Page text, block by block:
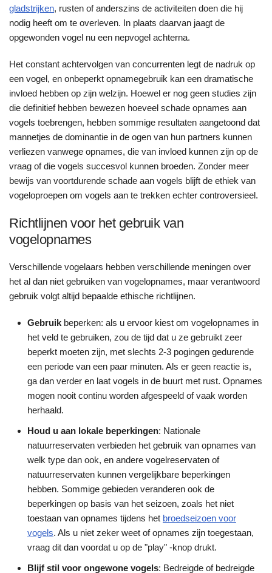
gladstrijken, rusten of anderszins de activiteiten doen die hij
nodig heeft om te overleven. In plaats daarvan jaagt de
opgewonden vogel nu een nepvogel achterna.
Het constant achtervolgen van concurrenten legt de nadruk op
een vogel, en onbeperkt opnamegebruik kan een dramatische
invloed hebben op zijn welzijn. Hoewel er nog geen studies zijn
die definitief hebben bewezen hoeveel schade opnames aan
vogels toebrengen, hebben sommige resultaten aangetoond dat
mannetjes de dominantie in de ogen van hun partners kunnen
verliezen vanwege opnames, die van invloed kunnen zijn op de
vraag of die vogels succesvol kunnen broeden. Zonder meer
bewijs van voortdurende schade aan vogels blijft de ethiek van
vogeloproepen om vogels aan te trekken echter controversieel.
Richtlijnen voor het gebruik van
vogelopnames
Verschillende vogelaars hebben verschillende meningen over
het al dan niet gebruiken van vogelopnames, maar verantwoord
gebruik volgt altijd bepaalde ethische richtlijnen.
Gebruik beperken: als u ervoor kiest om vogelopnames in
het veld te gebruiken, zou de tijd dat u ze gebruikt zeer
beperkt moeten zijn, met slechts 2-3 pogingen gedurende
een periode van een paar minuten. Als er geen reactie is,
ga dan verder en laat vogels in de buurt met rust. Opnames
mogen nooit continu worden afgespeeld of vaak worden
herhaald.
Houd u aan lokale beperkingen: Nationale
natuurreservaten verbieden het gebruik van opnames van
welk type dan ook, en andere vogelreservaten of
natuurreservaten kunnen vergelijkbare beperkingen
hebben. Sommige gebieden veranderen ook de
beperkingen op basis van het seizoen, zoals het niet
toestaan van opnames tijdens het broedseizoen voor
vogels. Als u niet zeker weet of opnames zijn toegestaan,
vraag dit dan voordat u op de "play" -knop drukt.
Blijf stil voor ongewone vogels: Bedreigde of bedreigde